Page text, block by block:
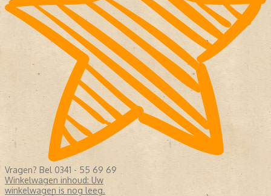
Vragen? Bel 0341 - 55 69 69
Winkelwagen inhoud: Uw
winkelwagen is nog leeg.